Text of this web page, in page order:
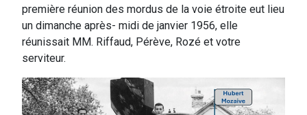
première réunion des mordus de la voie étroite eut lieu
un dimanche après- midi de janvier 1956, elle
réunissait MM. Riffaud, Pérève, Rozé et votre
serviteur.